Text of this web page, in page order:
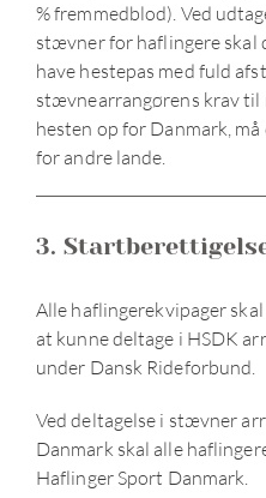
% fremmedblod). Ved
stævner for haflingere skal
have hestepas med fuld
stævnearrangørens krav til
hesten op for Danmark,
for andre lande.
3.
Alle haflingerekvipager
at kunne deltage i HSDK
under Dansk Rideforbund.
Ved deltagelse i stævner
Danmark skal alle
Haflinger Sport Danmark.